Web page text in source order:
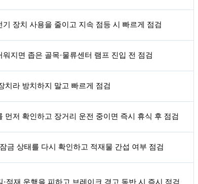
기 장치 사용을 줄이고 지속 점등 시 빠르게 점검
워지면 좁은 골목·물류센터 램프 진입 전 점검
치라 방치하지 말고 빠르게 점검
먼저 확인하고 장거리 운전 중이면 즉시 휴식 후 점검
금 상태를 다시 확인하고 적재물 간섭 여부 점검
·적재 운행을 피하고 브레이크 경고 동반 시 즉시 점검